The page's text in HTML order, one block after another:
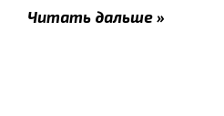
Читать дальше »